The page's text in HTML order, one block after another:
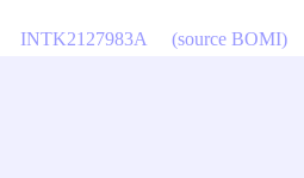
INTK2127983A (source BOMI)